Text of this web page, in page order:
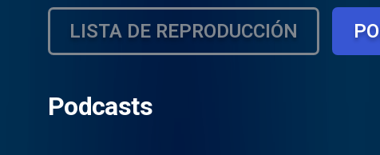
LISTA DE REPRODUCCIÓN
Podcasts